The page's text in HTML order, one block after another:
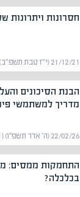
חסרונות ויתרונות
21/12/21 (י״ז טבת תשפ״ב) | מערכת אפיק
הבנת הסיכונים
מדריך למשתמשי
22/02/26 (ה׳ אדר תשפ״ו) | מערכת אפיק
התחמקות ממסים:
בכלכלה?